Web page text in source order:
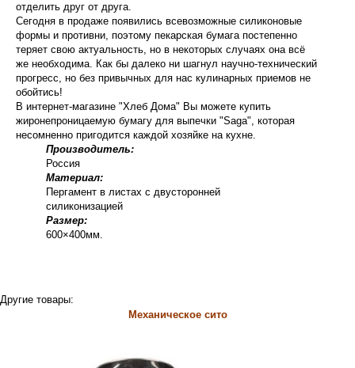
отделить друг от друга.
Сегодня в продаже появились всевозможные силиконовые
формы и противни, поэтому пекарская бумага постепенно
теряет свою актуальность, но в некоторых случаях она всё
же необходима. Как бы далеко ни шагнул научно-технический
прогресс, но без привычных для нас кулинарных приемов не
обойтись!
В интернет-магазине "Хлеб Дома" Вы можете купить
жиронепроницаемую бумагу для выпечки "Saga", которая
несомненно пригодится каждой хозяйке на кухне.
Производитель:
Россия
Материал:
Пергамент в листах с двусторонней
силиконизацией
Размер:
600×400мм.
Другие товары:
Механическое сито